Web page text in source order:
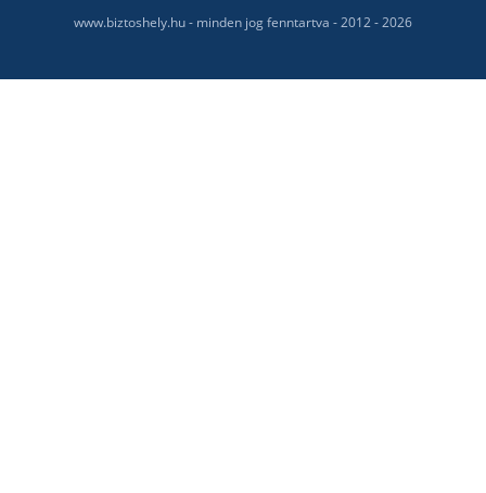
www.biztoshely.hu - minden jog fenntartva - 2012 - 2026